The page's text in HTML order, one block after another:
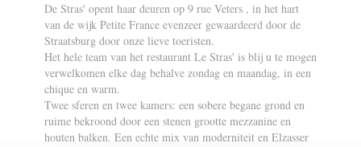
De Stras' opent haar deuren op 9 rue Veters , in het hart
van de wijk Petite France evenzeer gewaardeerd door de
Straatsburg door onze lieve toeristen.
Het hele team van het restaurant Le Stras' is blij u te mogen
verwelkomen elke dag behalve zondag en maandag, in een
chique en warm.
Twee sferen en twee kamers: een sobere begane grond en
ruime bekroond door een stenen grootte mezzanine en
houten balken. Een echte mix van moderniteit en Elzasser